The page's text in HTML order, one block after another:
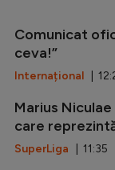
Comunicat
ceva!”
Internațional |
Marius
care
SuperLiga | 11:35